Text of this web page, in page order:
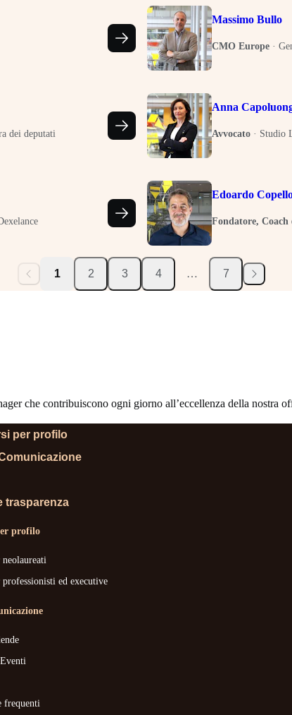
Massimo Bullo
CMO Europe ·
dei deputati
Anna
Avvocato · Studio
Edoardo
Fondatore, Coach
1 2 3 4 … 7
che contribuiscono ogni giorno all’eccellenza della nostra
per profilo
trasparenza
profilo
ed executive
frequenti